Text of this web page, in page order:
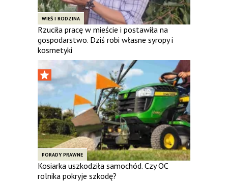
WIEŚ I RODZINA
Rzuciła pracę w mieście i postawiła na
gospodarstwo. Dziś robi własne syropy i
kosmetyki
PORADY PRAWNE
Kosiarka uszkodziła samochód. Czy OC
rolnika pokryje szkodę?